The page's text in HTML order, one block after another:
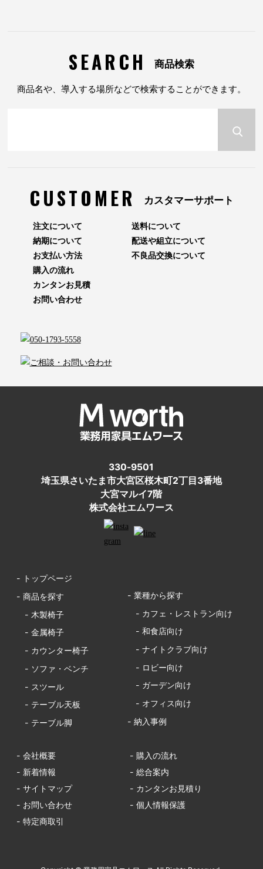
SEARCH 商品検索
商品名や、導入する場所などで検索することができます。
CUSTOMER カスタマーサポート
注文について
納期について
お支払い方法
送料について
配送や組立について
不良品交換について
購入の流れ
カンタンお見積
お問い合わせ
330-9501
埼玉県さいたま市大宮区桜木町2丁目3番地
大宮マルイ7階
株式会社エムワース
- トップページ
- 商品を探す
- 木製椅子
- 金属椅子
- カウンター椅子
- ソファ・ベンチ
- スツール
- テーブル天板
- テーブル脚
- 業種から探す
- カフェ・レストラン向け
- 和食店向け
- ナイトクラブ向け
- ロビー向け
- ガーデン向け
- オフィス向け
- 納入事例
- 会社概要
- 購入の流れ
- 新着情報
- 総合案内
- サイトマップ
- カンタンお見積り
- お問い合わせ
- 個人情報保護
- 特定商取引